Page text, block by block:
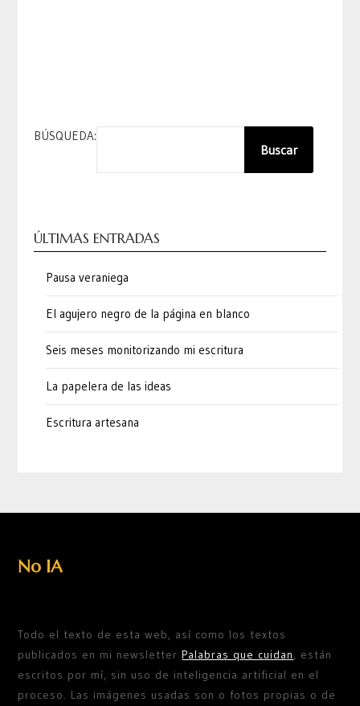
BÚSQUEDA:
Buscar
ÚLTIMAS ENTRADAS
Pausa veraniega
El agujero negro de la página en blanco
Seis meses monitorizando mi escritura
La papelera de las ideas
Escritura artesana
No IA
Todo el texto de esta web, así como los textos
publicados en mi newsletterPalabras que cuidan, están
escritos por mí, sin uso de inteligencia artificial en el
proceso. Las imágenes usadas son o fotos propias o de